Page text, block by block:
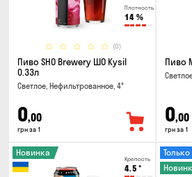
Плотность
14 %
(0)
Пиво SHO Brewery ШО Kysil
0.33л
Светлое, Нефильтрованное, 4°
0,00
грн за 1
Пиво
0,00
грн за 1
Крепость
4.5 °
Новинка